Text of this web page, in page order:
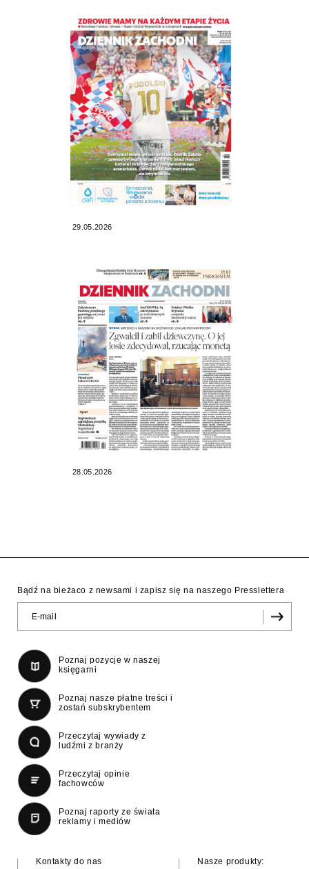
29.05.2026
28.05.2026
Bądź na bieżaco z newsami i zapisz się na naszego Presslettera
Poznaj pozycje w naszej
księgarni
Poznaj nasze płatne treści i
zostań subskrybentem
Przeczytaj wywiady z
ludźmi z branży
Przeczytaj opinie
fachowców
Poznaj raporty ze świata
reklamy i mediów
Kontakty do nas
Nasze produkty: